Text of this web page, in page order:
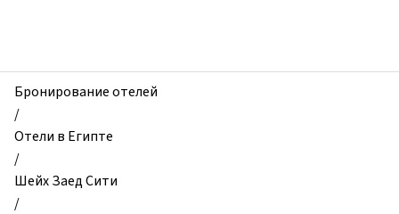
Giza
Palace,
Шейх
Заед
Сити,
Египет
Бронирование отелей
/
Отели в Египте
/
Шейх Заед Сити
/